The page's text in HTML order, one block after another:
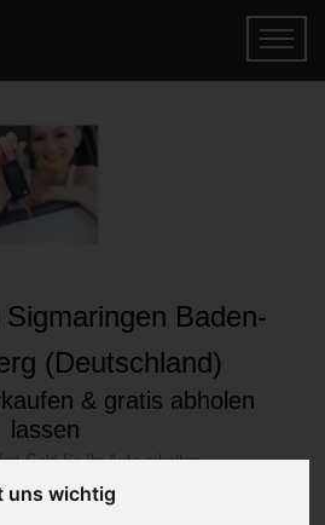
uns wichtig
Baden-
(Deutschland)
& gratis abholen
lassen
Geld für Ihr Auto erhalten